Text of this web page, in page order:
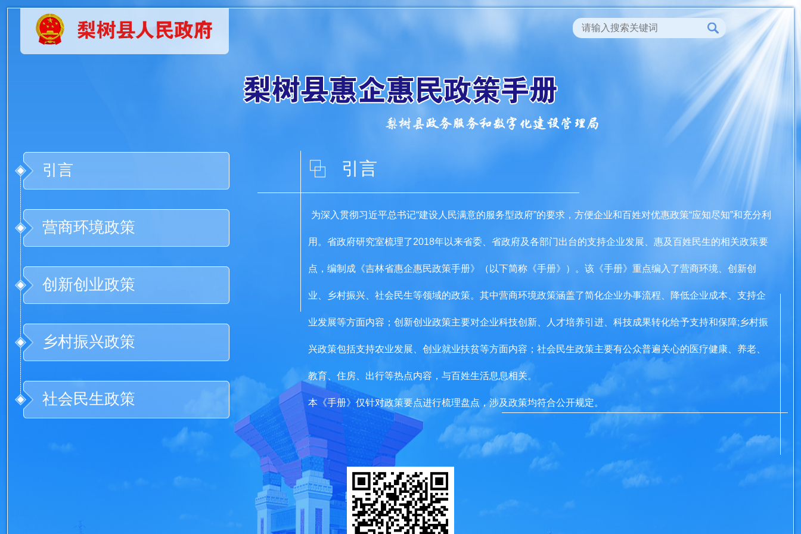
引言
营商环境政策
创新创业政策
乡村振兴政策
社会民生政策
引言
为深入贯彻习近平总书记“建设人民满意的服务型政府”的要求，方便企业和百姓对优惠政策“应知尽知”和充分利
用。省政府研究室梳理了2018年以来省委、省政府及各部门出台的支持企业发展、惠及百姓民生的相关政策要
点，编制成《吉林省惠企惠民政策手册》（以下简称《手册》）。该《手册》重点编入了营商环境、创新创
业、乡村振兴、社会民生等领域的政策。其中营商环境政策涵盖了简化企业办事流程、降低企业成本、支持企
业发展等方面内容；创新创业政策主要对企业科技创新、人才培养引进、科技成果转化给予支持和保障;乡村振
兴政策包括支持农业发展、创业就业扶贫等方面内容；社会民生政策主要有公众普遍关心的医疗健康、养老、
教育、住房、出行等热点内容，与百姓生活息息相关。
本《手册》仅针对政策要点进行梳理盘点，涉及政策均符合公开规定。